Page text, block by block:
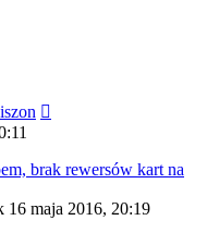
brak rewersów kart na
16 maja 2016, 20:19